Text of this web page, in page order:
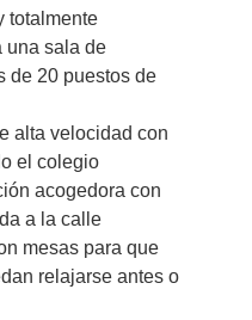
totalmente
una sala de
de 20 puestos de
alta velocidad con
el colegio
acogedora con
a la calle
mesas para que
relajarse antes o